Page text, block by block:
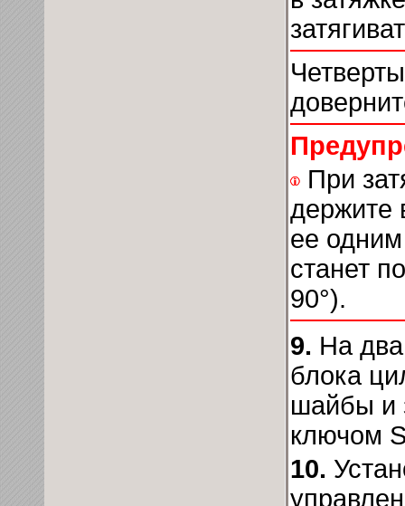
При
держите
ее
станет
90°).
9. На
блока
шайбы и
ключом
10.